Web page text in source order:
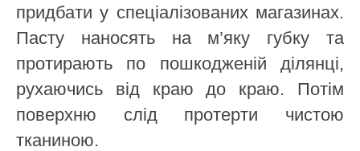
придбати у спеціалізованих магазинах.
Пасту наносять на м’яку губку та
протирають по пошкодженій ділянці,
рухаючись від краю до краю. Потім
поверхню слід протерти чистою
тканиною.